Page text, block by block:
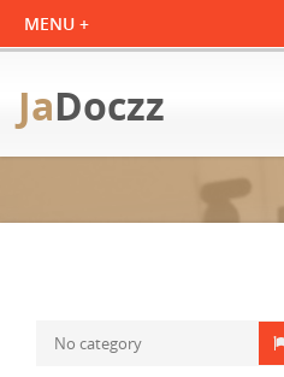
JaDoczz
No category